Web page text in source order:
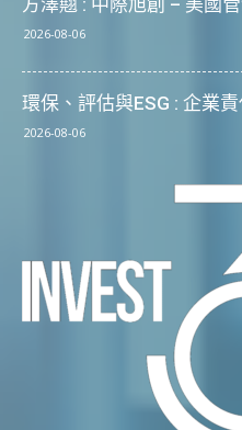
2026-08-06
環保、評估與ESG : 企業
2026-08-06